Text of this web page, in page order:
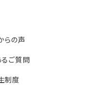
らの声
るご質問
制度